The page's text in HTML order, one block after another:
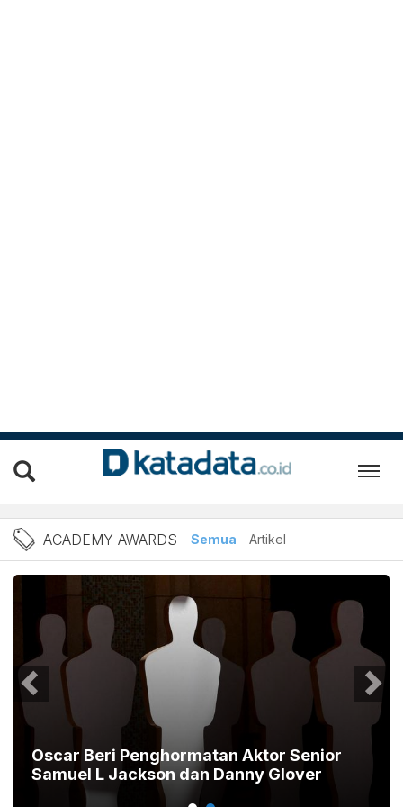
Berita Academy Awards
ACADEMY AWARDS Semua Artikel
Oscar Beri Penghormatan Aktor Senior
Samuel L Jackson dan Danny Glover